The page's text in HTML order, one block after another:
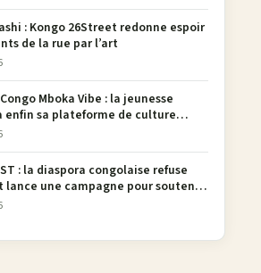
: Kongo 26Street redonne espoir
de la rue par l’art
Mboka Vibe : la jeunesse
enfin sa plateforme de culture
: la diaspora congolaise refuse
une campagne pour soutenir
FONAREV depuis Bruxelles